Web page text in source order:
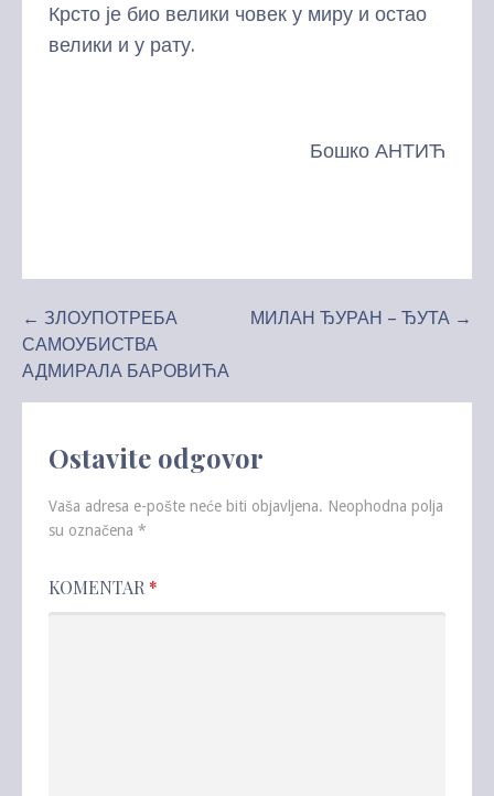
Крсто је био велики човек у миру и остао
велики и у рату.
Бошко АНТИЋ
Kretanje
članka
← ЗЛОУПОТРЕБА
САМОУБИСТВА
АДМИРАЛА БАРОВИЋА
МИЛАН ЂУРАН – ЂУТА →
Ostavite odgovor
Vaša adresa e-pošte neće biti objavljena. Neophodna polja
su označena *
KOMENTAR*